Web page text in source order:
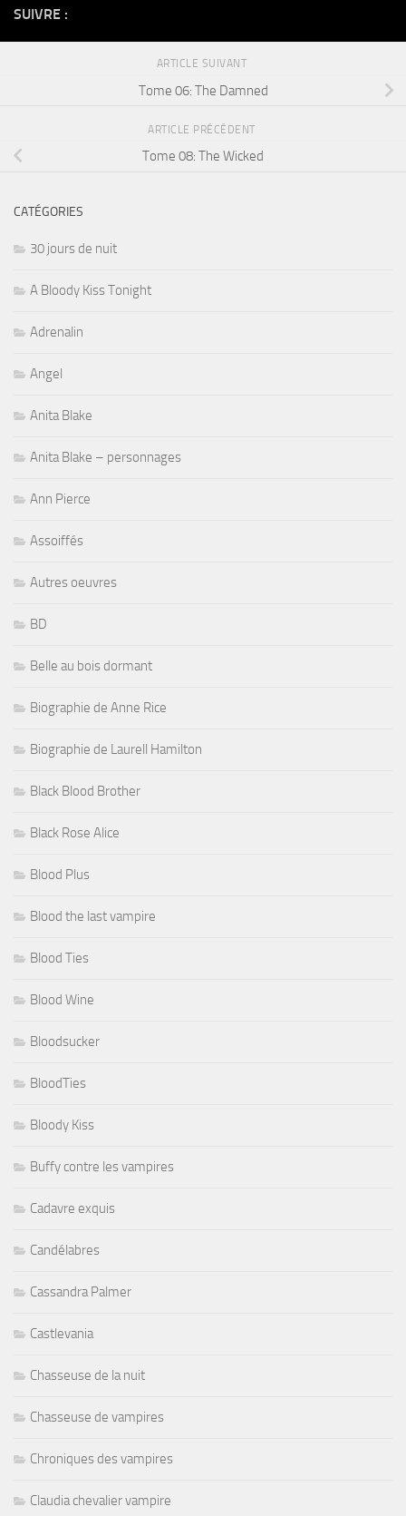
SUIVRE :
ARTICLE SUIVANT
Tome 06: The Damned
ARTICLE PRÉCÉDENT
Tome 08: The Wicked
CATÉGORIES
30 jours de nuit
A Bloody Kiss Tonight
Adrenalin
Angel
Anita Blake
Anita Blake – personnages
Ann Pierce
Assoiffés
Autres oeuvres
BD
Belle au bois dormant
Biographie de Anne Rice
Biographie de Laurell Hamilton
Black Blood Brother
Black Rose Alice
Blood Plus
Blood the last vampire
Blood Ties
Blood Wine
Bloodsucker
BloodTies
Bloody Kiss
Buffy contre les vampires
Cadavre exquis
Candélabres
Cassandra Palmer
Castlevania
Chasseuse de la nuit
Chasseuse de vampires
Chroniques des vampires
Claudia chevalier vampire